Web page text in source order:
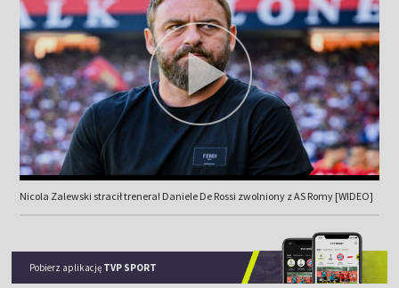
Nicola Zalewski stracił trenera! Daniele De Rossi zwolniony z AS Romy [WIDEO]
Pobierz aplikację TVP SPORT